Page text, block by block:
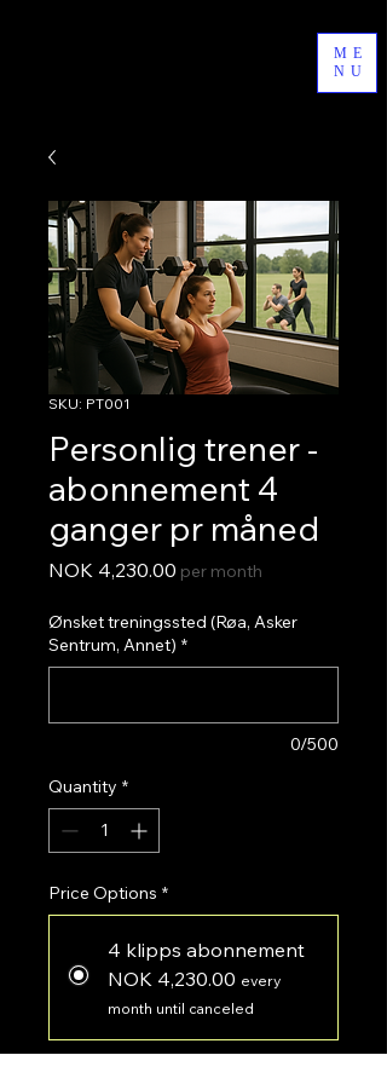
ME
NU
SKU: PT001
Personlig trener -
abonnement 4
ganger pr måned
NOK 4,230.00 Price
per month
Ønsket treningssted (Røa, Asker
Sentrum, Annet) *
0/500
Quantity *
Price Options *
4 klipps abonnement
NOK 4,230.00 every
month until canceled